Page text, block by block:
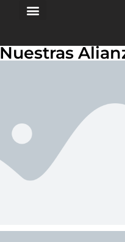
Nuestras